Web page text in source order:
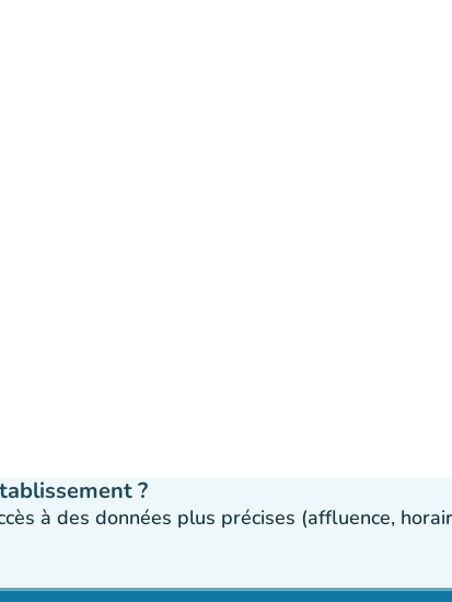
?
à des données plus précises (affluence,